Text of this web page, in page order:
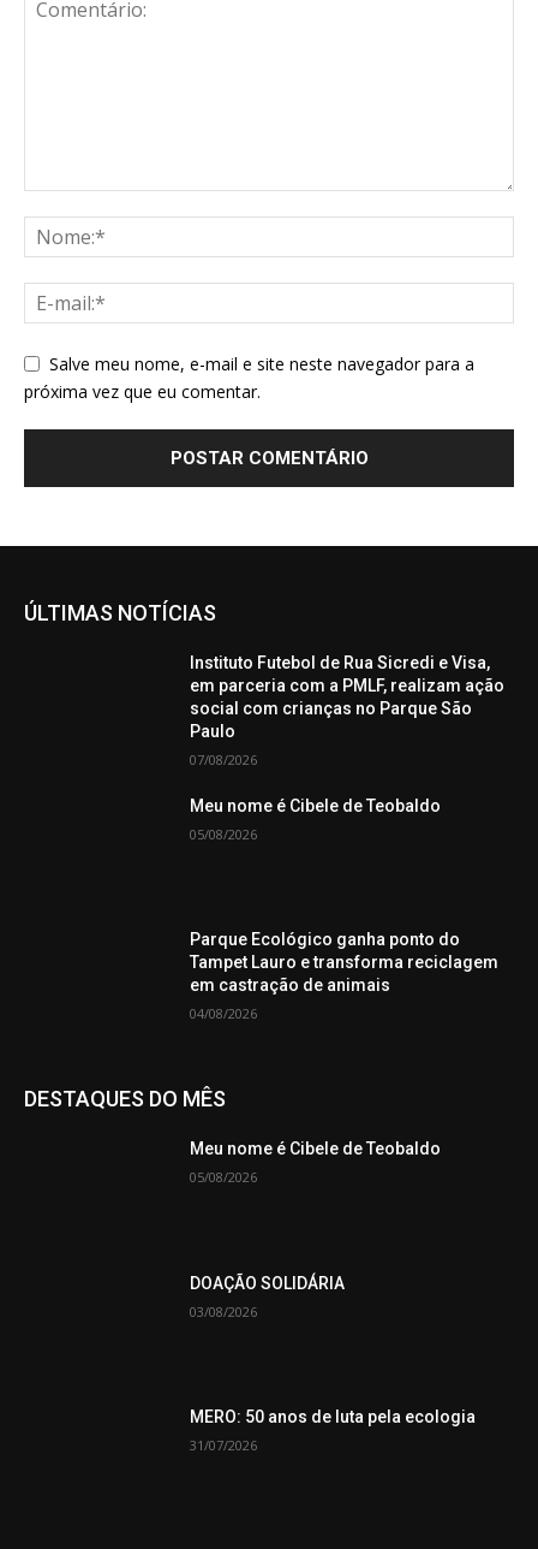
Salve meu nome, e-mail e site neste navegador para a
próxima vez que eu comentar.
ÚLTIMAS NOTÍCIAS
Instituto Futebol de Rua Sicredi e Visa,
em parceria com a PMLF, realizam ação
social com crianças no Parque São
Paulo
07/08/2026
Meu nome é Cibele de Teobaldo
05/08/2026
Parque Ecológico ganha ponto do
Tampet Lauro e transforma reciclagem
em castração de animais
04/08/2026
DESTAQUES DO MÊS
Meu nome é Cibele de Teobaldo
05/08/2026
DOAÇÃO SOLIDÁRIA
03/08/2026
MERO: 50 anos de luta pela ecologia
31/07/2026